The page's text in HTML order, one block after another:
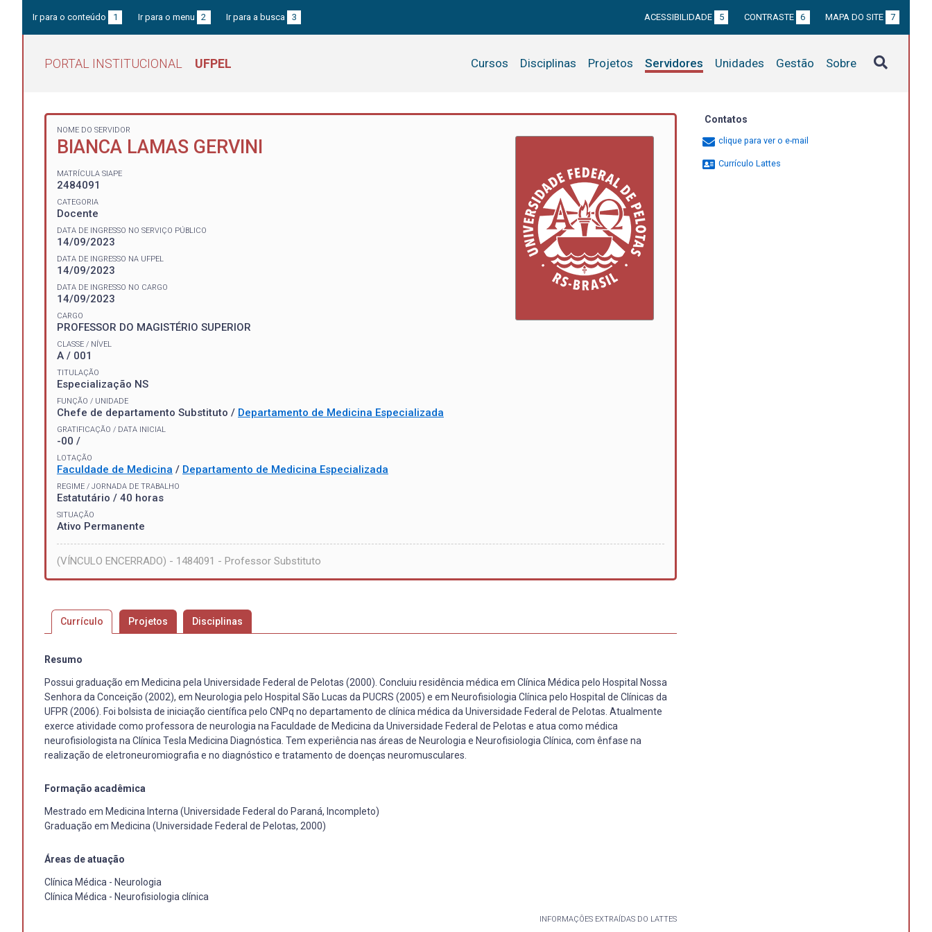
Ir para o conteúdo 1 Ir para o menu 2 Ir para a busca 3 ACESSIBILIDADE 5 CONTRASTE 6 MAPA DO SITE 7
PORTAL INSTITUCIONAL UFPEL Cursos Disciplinas Projetos Servidores Unidades Gestão Sobre
NOME DO SERVIDOR
BIANCA LAMAS GERVINI
MATRÍCULA SIAPE
2484091
CATEGORIA
Docente
DATA DE INGRESSO NO SERVIÇO PÚBLICO
14/09/2023
DATA DE INGRESSO NA UFPEL
14/09/2023
DATA DE INGRESSO NO CARGO
14/09/2023
CARGO
PROFESSOR DO MAGISTÉRIO SUPERIOR
CLASSE / NÍVEL
A / 001
TITULAÇÃO
Especialização NS
FUNÇÃO / UNIDADE
Chefe de departamento Substituto / Departamento de Medicina Especializada
GRATIFICAÇÃO / DATA INICIAL
-00 /
LOTAÇÃO
Faculdade de Medicina / Departamento de Medicina Especializada
REGIME / JORNADA DE TRABALHO
Estatutário / 40 horas
SITUAÇÃO
Ativo Permanente
(VÍNCULO ENCERRADO) - 1484091 - Professor Substituto
Currículo Projetos Disciplinas
Resumo
Possui graduação em Medicina pela Universidade Federal de Pelotas (2000). Concluiu residência médica em Clínica Médica pelo Hospital Nossa
Senhora da Conceição (2002), em Neurologia pelo Hospital São Lucas da PUCRS (2005) e em Neurofisiologia Clínica pelo Hospital de Clínicas da
UFPR (2006). Foi bolsista de iniciação científica pelo CNPq no departamento de clínica médica da Universidade Federal de Pelotas. Atualmente
exerce atividade como professora de neurologia na Faculdade de Medicina da Universidade Federal de Pelotas e atua como médica
neurofisiologista na Clínica Tesla Medicina Diagnóstica. Tem experiência nas áreas de Neurologia e Neurofisiologia Clínica, com ênfase na
realização de eletroneuromiografia e no diagnóstico e tratamento de doenças neuromusculares.
Formação acadêmica
Mestrado em Medicina Interna (Universidade Federal do Paraná, Incompleto)
Graduação em Medicina (Universidade Federal de Pelotas, 2000)
Áreas de atuação
Clínica Médica - Neurologia
Clínica Médica - Neurofisiologia clínica
INFORMAÇÕES EXTRAÍDAS DO LATTES
Contatos
clique para ver o e-mail
Currículo Lattes